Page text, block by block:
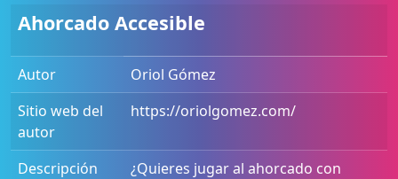
Ahorcado Accesible
Autor
Oriol Gómez
Sitio web del
autor
https://oriolgomez.com/
Descripción
¿Quieres jugar al ahorcado con